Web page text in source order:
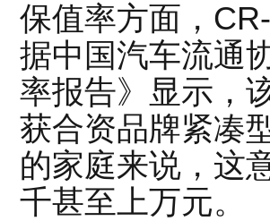
保值率方面，
据中国汽车流通
率报告》显示，
获合资品牌紧凑
的家庭来说，这
千甚至上万元。